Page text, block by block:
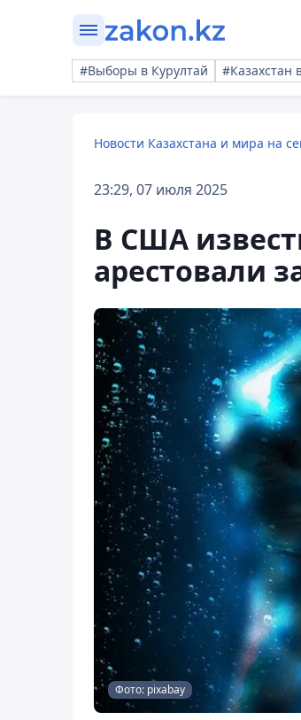
#Выборы в Курултай #Казахстан
Новости Казахстана и мира на
23:29, 07 июля 2025
В США
арестовали
Фото: pixabay